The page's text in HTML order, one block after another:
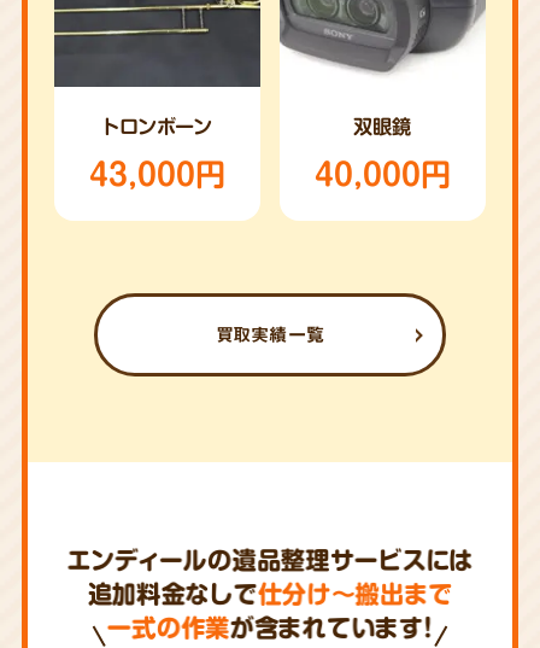
トロンボーン
43,000円
双眼鏡
40,000円
買取実績一覧
エンディールの遺品整理サービスには
追加料金なしで仕分け～搬出まで
一式の作業が含まれています!